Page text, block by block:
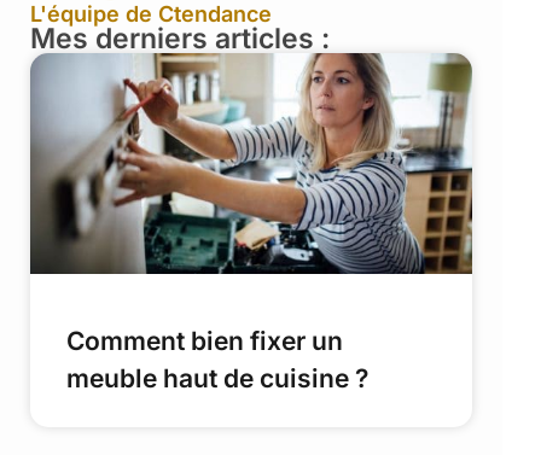
L'équipe de Ctendance
Mes derniers articles :
Comment bien fixer un
meuble haut de cuisine ?